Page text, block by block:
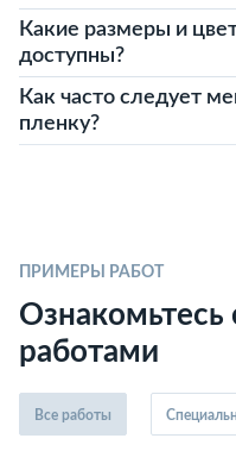
Какие размеры и
доступны?
Как часто следует
пленку?
ПРИМЕРЫ РАБОТ
работами
Все работы